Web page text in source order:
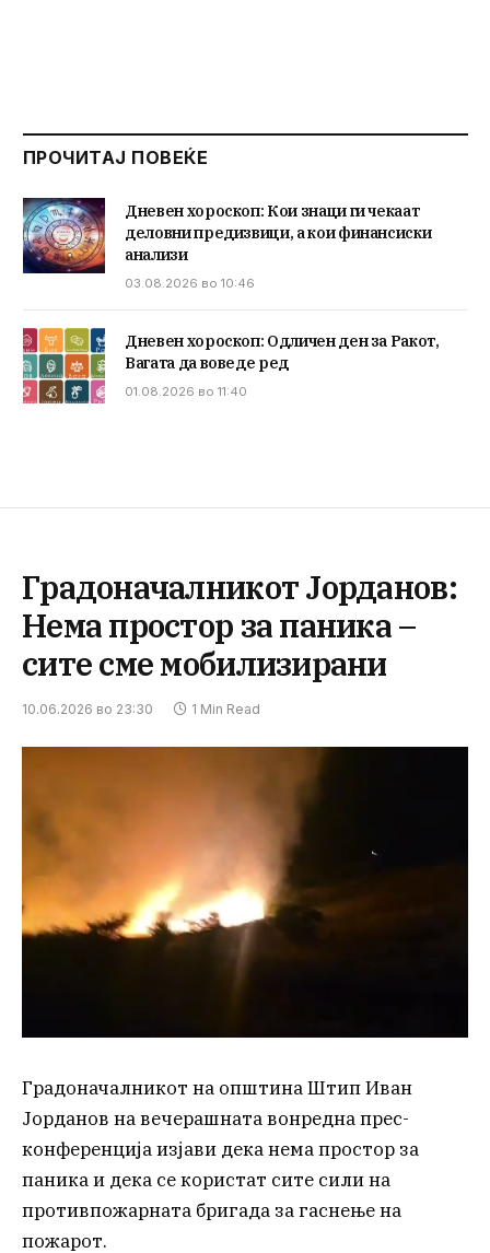
ПРОЧИТАЈ ПОВЕЌЕ
Дневен хороскоп: Кои знаци ги чекаат
деловни предизвици, а кои финансиски
анализи
03.08.2026 во 10:46
Дневен хороскоп: Одличен ден за Ракот,
Вагата да воведе ред
01.08.2026 во 11:40
Градоначалникот Јорданов:
Нема простор за паника –
сите сме мобилизирани
10.06.2026 во 23:30 1 Min Read
Градоначалникот на општина Штип Иван
Јорданов на вечерашната вонредна прес-
конференција изјави дека нема простор за
паника и дека се користат сите сили на
противпожарната бригада за гаснење на
пожарот.